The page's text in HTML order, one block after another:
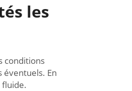
les
conditions
En
fluide.